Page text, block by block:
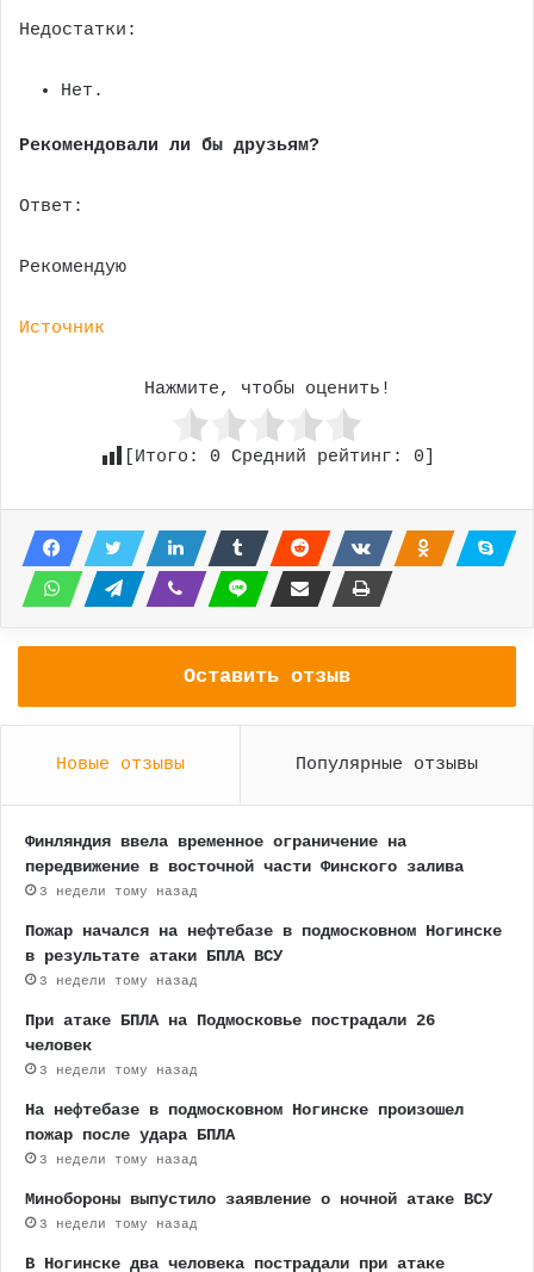
Недостатки:
Нет.
Рекомендовали ли бы друзьям?
Ответ:
Рекомендую
Источник
Нажмите, чтобы оценить!
[Итого: 0 Средний рейтинг: 0
Оставить отзыв
Новые отзывы Популярные отзывы
Финляндия ввела временное ограничение на
передвижение в восточной части Финского залива
3 недели тому назад
Пожар начался на нефтебазе в подмосковном Ногинске
в результате атаки БПЛА ВСУ
3 недели тому назад
При атаке БПЛА на Подмосковье пострадали 26
человек
3 недели тому назад
На нефтебазе в подмосковном Ногинске произошел
пожар после удара БПЛА
3 недели тому назад
Минобороны выпустило заявление о ночной атаке ВСУ
3 недели тому назад
В Ногинске два человека пострадали при атаке